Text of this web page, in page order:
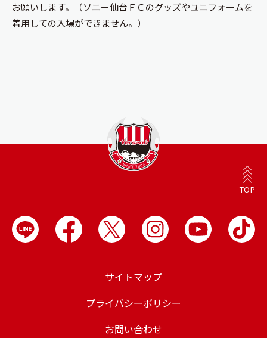
お願いします。（ソニー仙台ＦＣのグッズやユニフォームを
着用しての入場ができません。）
TOP
サイトマップ
プライバシーポリシー
お問い合わせ